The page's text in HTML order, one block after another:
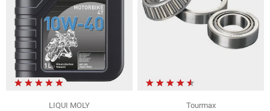
LIQUI MOLY
Tourmax